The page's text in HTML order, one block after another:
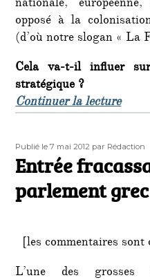
nationale,
opposé à la
(d’où notre slogan « La
Cela va-t-il influer
stratégique ?
Continuer la lecturede «
Publié
le
Publié le 7 mai 2012 Auteur
par Rédaction
Entrée
parlement grec
[les commentaires
L’une des grosses